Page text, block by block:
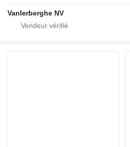
Vanlerberghe NV